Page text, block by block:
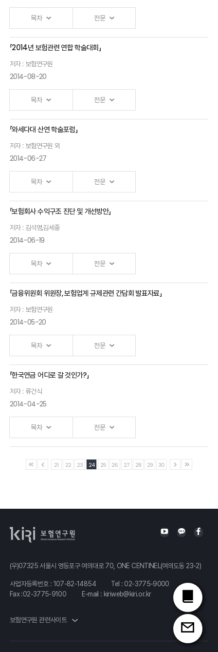
목차 전문
「2014년 보험관련 연합 학술대회」
저자 : 보험연구원
2014-08-20
목차 전문
「와세다대 산연 학술포럼」
저자 : 보험연구원 외
2014-06-27
목차 전문
their Implications to the Risk
Management」 발표자 :보험연구원 외
「보험회사 수익구조 진단 및 개선방안」
저자 : 김석영,김세중
2014-06-19
목차 전문
「금융위원회 위원장, 보험업계 규제관련 간담회 발표자료」
저자 : 보험연구원
2014-05-20
목차 전문
「한국연금 어디로 갈 것인가?」
저자 : 류건식
2014-04-25
목차 전문
Ⅰ.「사적연금의 사회안전망 역할과 정책방안」 발표자 :류건식
21 22 23 24 25 26 27 28 29 30
(우)07325 서울시 영등포구 여의대로 70, ONE CENTINEL(여의도동 23-2)
사업자등록번호 : 107-82-14854 Tel : 02-3775-9000
Fax :02-3775-9100
E-mail : kiriweb@kiri.or.kr
보험연구원 관련사이트